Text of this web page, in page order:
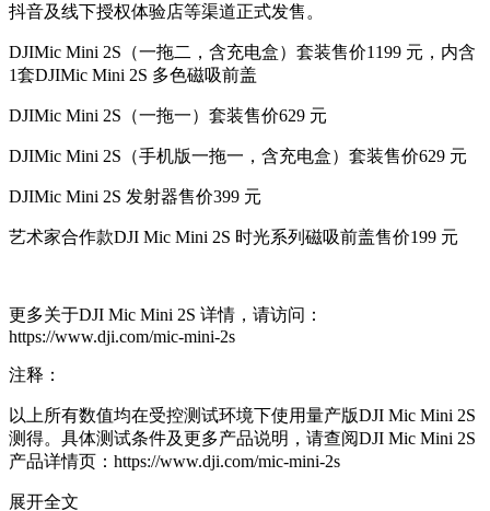
抖音及线下授权体验店等渠道正式发售。
DJIMic Mini 2S（一拖二，含充电盒）套装售价1199 元，内含
1套DJIMic Mini 2S 多色磁吸前盖
DJIMic Mini 2S（一拖一）套装售价629 元
DJIMic Mini 2S（手机版一拖一，含充电盒）套装售价629 元
DJIMic Mini 2S 发射器售价399 元
艺术家合作款DJI Mic Mini 2S 时光系列磁吸前盖售价199 元
更多关于DJI Mic Mini 2S 详情，请访问：
https://www.dji.com/mic-mini-2s
注释：
以上所有数值均在受控测试环境下使用量产版DJI Mic Mini 2S
测得。具体测试条件及更多产品说明，请查阅DJI Mic Mini 2S
产品详情页：https://www.dji.com/mic-mini-2s
展开全文